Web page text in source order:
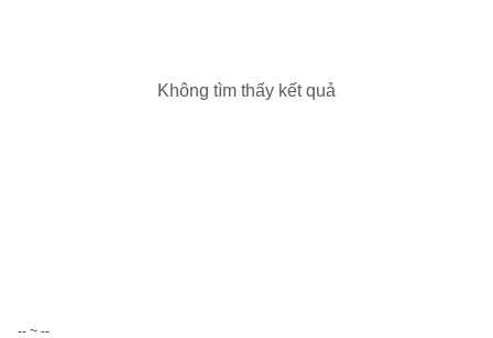
Không tìm thấy kết quả
-- ~ --